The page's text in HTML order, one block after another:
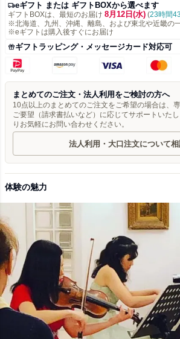
eギフト または ギフトBOXから選べます
ギフトBOXは、最短のお届け 8月12日(水) (23時間
※北海道、九州、沖縄、離島、および東北や近畿の
※eギフトは購入後すぐにお届け
ギフトラッピング・メッセージカード対応可
まとめてのご注文・法人利用をご検討の方へ
10点以上のまとめてのご注文をご希望の場合は、
ご要望（請求書払いなど）に応じてサポートいた
りお気軽にお問い合わせください。
法人利用・大口注文について
体験の魅力